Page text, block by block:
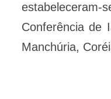
estabeleceram-
Conferência de
Manchúria,